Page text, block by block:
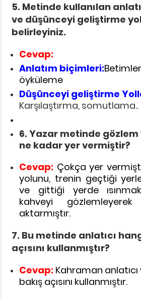
5. Metinde kullanılan
ve düşünceyi geliştirme
belirleyiniz.
Cevap:
Anlatım biçimleri:
öyküleme
Düşünceyi geliştirme
Karşılaştırma, somutlama..
6. Yazar metinde
ne kadar yer vermiştir?
Cevap: Çokça yer
yolunu, trenin geçtiği
ve gittiği yerde
kahveyi gözlemleyerek
aktarmıştır.
7. Bu metinde anlatıcı
açısını kullanmıştır?
Cevap: Kahraman
bakış açısını kullanmıştır.